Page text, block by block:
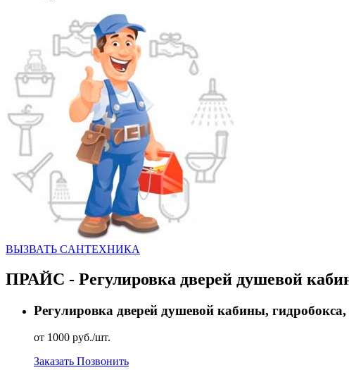
ВЫЗВАТЬ CАНТЕХНИКА
ПРАЙС - Регулировка дверей душевой
Регулировка дверей душевой кабины, гидробокса,
от 1000 руб./шт.
Заказать Позвонить